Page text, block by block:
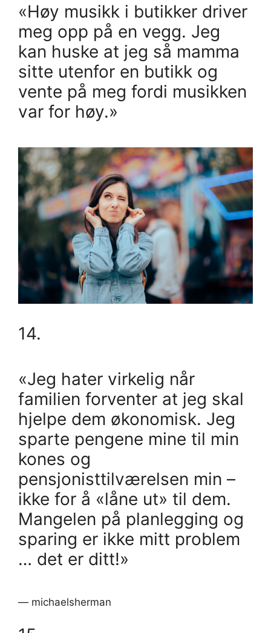
«Høy musikk i butikker driver
meg opp på en vegg. Jeg
kan huske at jeg så mamma
sitte utenfor en butikk og
vente på meg fordi musikken
var for høy.»
14.
«Jeg hater virkelig når
familien forventer at jeg skal
hjelpe dem økonomisk. Jeg
sparte pengene mine til min
kones og
pensjonisttilværelsen min –
ikke for å «låne ut» til dem.
Mangelen på planlegging og
sparing er ikke mitt problem
… det er ditt!»
— michaelsherman